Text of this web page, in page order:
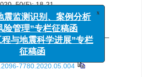
50(5): 18-21.
7780.2020.05.004
Si, Changsheng Jiang. National
Center strategic plan （2019—
Survey[J].
Progress in
, 2020, 50(5): 18-21.
7780.2020.05.004
x
震监测识别、案例分析
险管理”专栏征稿函
程与地震科学进展”专栏
征稿函